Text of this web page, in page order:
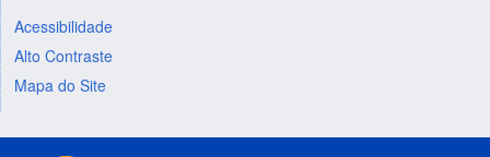
Acessibilidade
Alto Contraste
Mapa do Site